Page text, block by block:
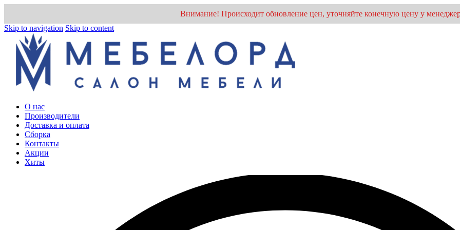
Внимание! Происходит обновление цен, уточняйте конечную цену у
Skip to navigation Skip to content
О нас
Производители
Доставка и оплата
Cборка
Контакты
Акции
Хиты